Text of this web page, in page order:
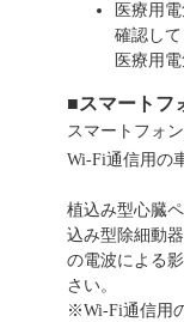
医療用
確認し
医療用
■スマートフ
スマートフォ
Wi-Fi通信用の
植込み型心臓
込み型除細動
の電波による
さい。
※Wi-Fi通信用